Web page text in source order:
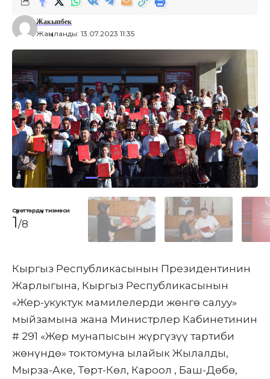
Жаңыланды: 13.07.2023 11:35
Жакыпбек
Сүрөттөрдүн тизмеси
1/8
Кыргыз Республикасынын Президентинин
Жарлыгына, Кыргыз Республикасынын
«Жер-укуктук мамилелерди жөнгө салуу»
мыйзамына жана Министрлер Кабинетинин
# 291 «Жер мунапысын жүргүзүү тартиби
жөнүндө» токтомуна ылайык Жылалды,
Мырза-Аке, Төрт-Көл, Кароол , Баш-Дөбө,